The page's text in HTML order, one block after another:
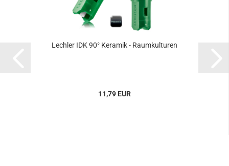
Lechler IDK 90° Keramik - Raumkulturen
11,79 EUR